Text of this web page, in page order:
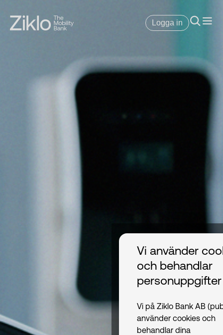
Logga in
Vi använder
och behandlar
personuppgifter
Vi på Ziklo Bank AB
använder cookies och
behandlar dina